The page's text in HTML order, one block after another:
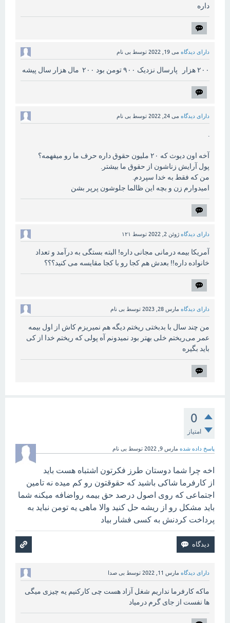
داره
دارای دیدگاه می 19, 2022 توسط بی نام
۲۰۰ هزار پارسال نزدیک ۹۰۰ تومن بود ۲۰۰ مال هزار سال پیشه
دارای دیدگاه می 24, 2022 توسط بی نام
آخه اون دیوث که ۲۰ ملیون حقوق داره حرف ما رو میفهمه؟
پول آرایش زناشون از حقوق ما بیشتر.
من که فقط به خدا سپردم.
امیدوارم زن و بچه این ظالما جلوشون پرپر بشن
دارای دیدگاه ژوئن 2, 2022 توسط ۱۲۱
آمریکا بیمه درمانی مجانی داره! البته بستگی به درآمد و تعداد
خانواده داره!! بعدش هم کجا رو با کجا مقایسه می کنید؟؟؟
دارای دیدگاه مارس 28, 2023 توسط بی نام
من چند سال با بدبختی ریختم دیگه هم نمیریزم کاش از اول بیمه
عمر می‌ریختم خلی بهتر بود نمیدونم آه پولی که ریختم خدا از کی
باید بگیره
0
امتیاز
پاسخ داده شده مارس 9, 2022 توسط بی نام
اخه چرا شما دوستان طرز فکرتون اشتباه هست باید
از کارفرما شاکی باشید که حقوقتون رو کم میده نه تامین
اجتماعی که روی اصول درصد حق بیمه رواضافه میکنه شما
باید مشکل رو از ریشه حل کنید والا ماهی یه تومن نباید به
پرداخت کردنش به کسی فشار بیاد
دارای دیدگاه مارس 11, 2022 توسط بی صدا
ماکه کارفرما نداریم شغل آزاد هست چی کارکنیم یه چیزی میگی
ها نفست از جای گرم درمیاد